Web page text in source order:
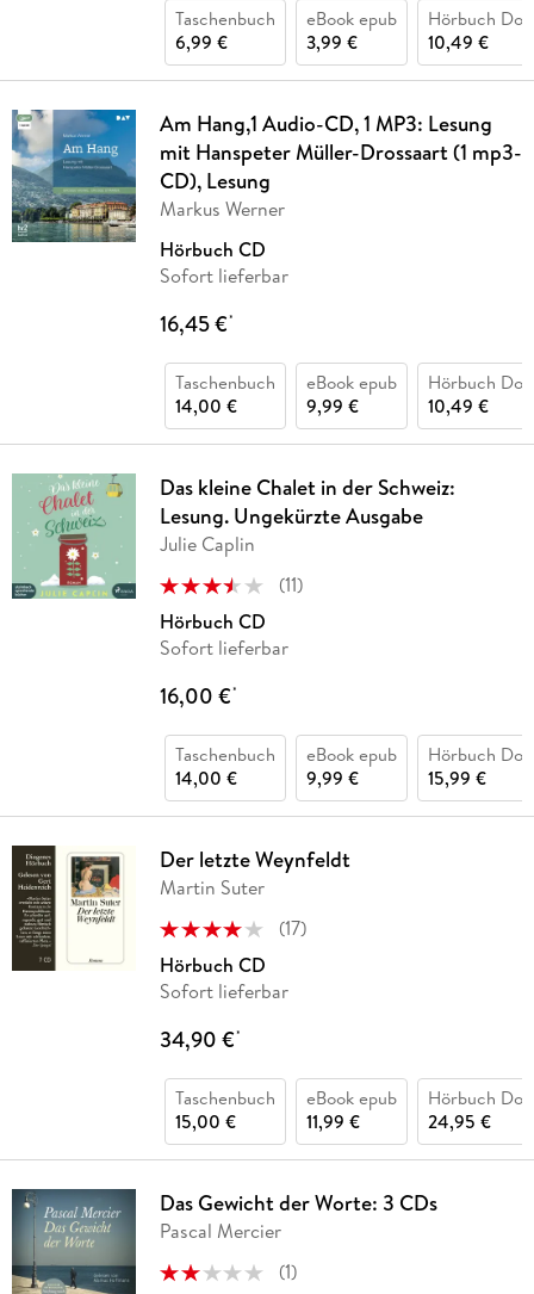
Taschenbuch
6,99 €
eBook epub
3,99 €
Hörbuch
10,49 €
Am Hang,1 Audio-CD, 1 MP3: Lesung
mit Hanspeter Müller-Drossaart (1 mp3-
CD), Lesung
Markus Werner
Hörbuch CD
Sofort lieferbar
16,45 €*
Taschenbuch
14,00 €
eBook epub
9,99 €
Hörbuch
10,49 €
Das kleine Chalet in der Schweiz:
Lesung. Ungekürzte Ausgabe
Julie Caplin
(11)
Hörbuch CD
Sofort lieferbar
16,00 €*
Taschenbuch
14,00 €
eBook epub
9,99 €
Hörbuch
15,99 €
Der letzte Weynfeldt
Martin Suter
(17)
Hörbuch CD
Sofort lieferbar
34,90 €*
Taschenbuch
15,00 €
eBook epub
11,99 €
Hörbuch
24,95 €
Das Gewicht der Worte: 3 CDs
Pascal Mercier
(1)